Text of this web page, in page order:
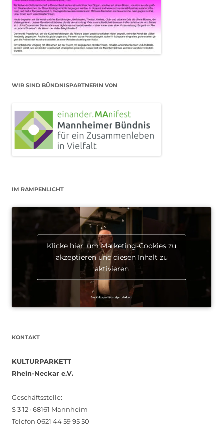
WIR SIND BÜNDNISPARTNERIN VON
IM RAMPENLICHT
Klicke hier, um Marketing-Cookies zu
akzeptieren und diesen Inhalt zu
aktivieren
KONTAKT
KULTURPARKETT
Rhein-Neckar e.V.
Geschäftsstelle:
S 3 12 · 68161 Mannheim
Telefon 0621 44 59 95 50